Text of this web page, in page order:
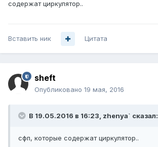
содержат циркулятор..
Вставить ник Цитата
sheft
Опубликовано 19 мая, 2016
В 19.05.2016 в 16:23, zhenya` сказал:
сфп, которые содержат циркулятор..